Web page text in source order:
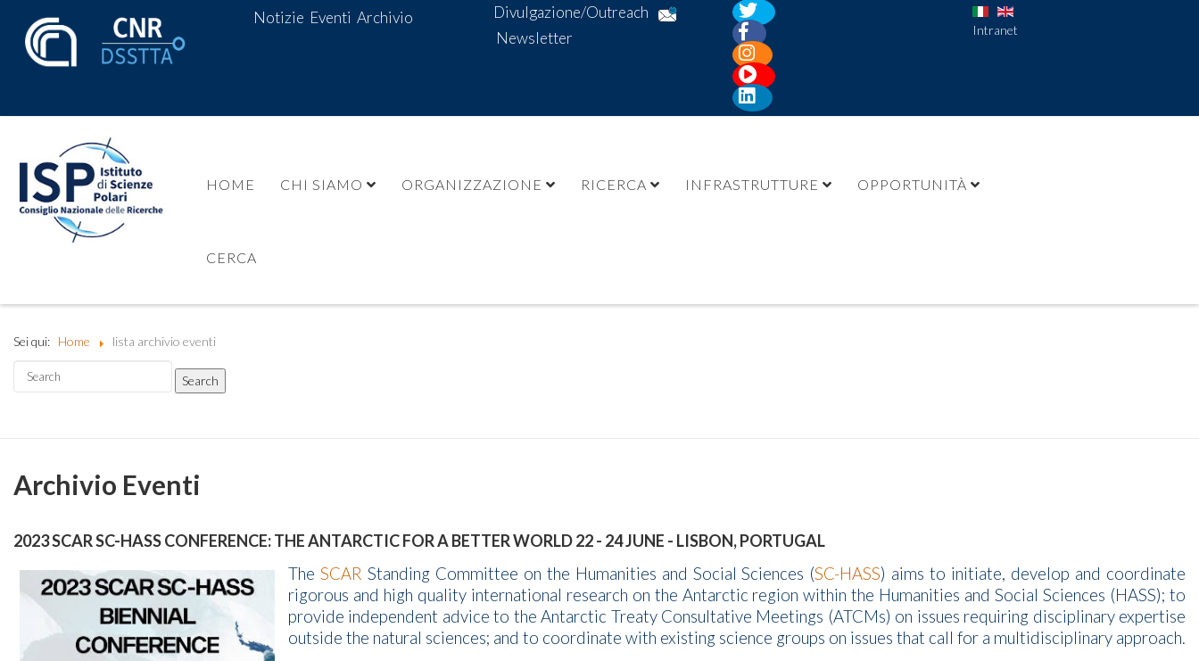
Notizie Eventi Archivio
Divulgazione/Outreach
Newsletter
Intranet
HOME CHI SIAMO ORGANIZZAZIONE RICERCA INFRASTRUTTURE OPPORTUNITÀ
CERCA
Sei qui: Home lista archivio eventi
Archivio Eventi
2023 SCAR SC-HASS CONFERENCE: THE ANTARCTIC FOR A BETTER WORLD 22 - 24 JUNE - LISBON, PORTUGAL
The SCAR Standing Committee on the Humanities and Social Sciences (SC-HASS) aims to initiate, develop and coordinate
rigorous and high quality international research on the Antarctic region within the Humanities and Social Sciences (HASS); to
provide independent advice to the Antarctic Treaty Consultative Meetings (ATCMs) on issues requiring disciplinary expertise
outside the natural sciences; and to coordinate with existing science groups on issues that call for a multidisciplinary approach.